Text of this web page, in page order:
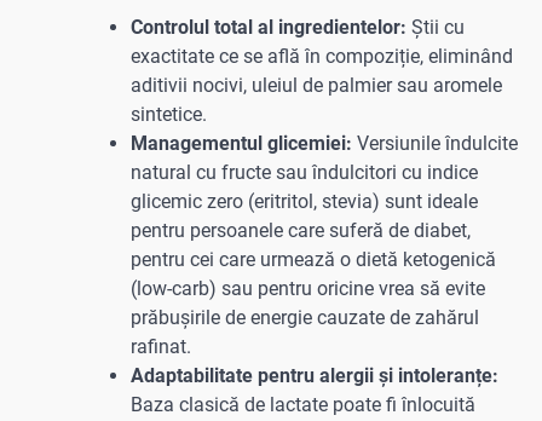
Controlul total al ingredientelor: Știi cu
exactitate ce se află în compoziție, eliminând
aditivii nocivi, uleiul de palmier sau aromele
sintetice.
Managementul glicemiei: Versiunile îndulcite
natural cu fructe sau îndulcitori cu indice
glicemic zero (eritritol, stevia) sunt ideale
pentru persoanele care suferă de diabet,
pentru cei care urmează o dietă ketogenică
(low-carb) sau pentru oricine vrea să evite
prăbușirile de energie cauzate de zahărul
rafinat.
Adaptabilitate pentru alergii și intoleranțe:
Baza clasică de lactate poate fi înlocuită